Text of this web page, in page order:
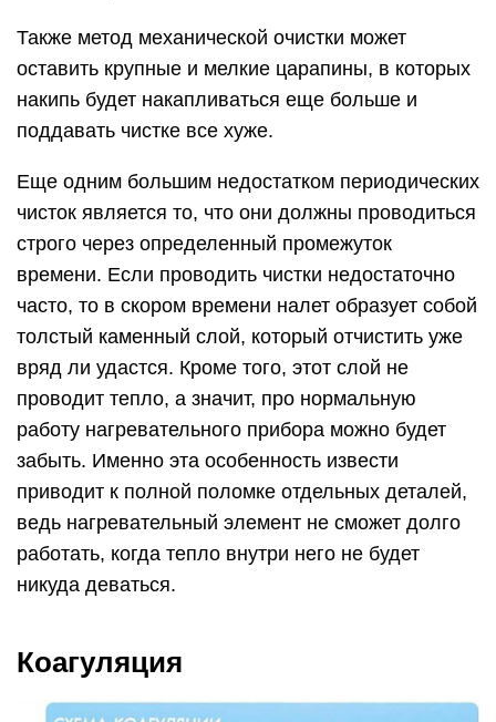
Также метод механической очистки может
оставить крупные и мелкие царапины, в которых
накипь будет накапливаться еще больше и
поддавать чистке все хуже.
Еще одним большим недостатком периодических
чисток является то, что они должны проводиться
строго через определенный промежуток
времени. Если проводить чистки недостаточно
часто, то в скором времени налет образует собой
толстый каменный слой, который отчистить уже
вряд ли удастся. Кроме того, этот слой не
проводит тепло, а значит, про нормальную
работу нагревательного прибора можно будет
забыть. Именно эта особенность извести
приводит к полной поломке отдельных деталей,
ведь нагревательный элемент не сможет долго
работать, когда тепло внутри него не будет
никуда деваться.
Коагуляция